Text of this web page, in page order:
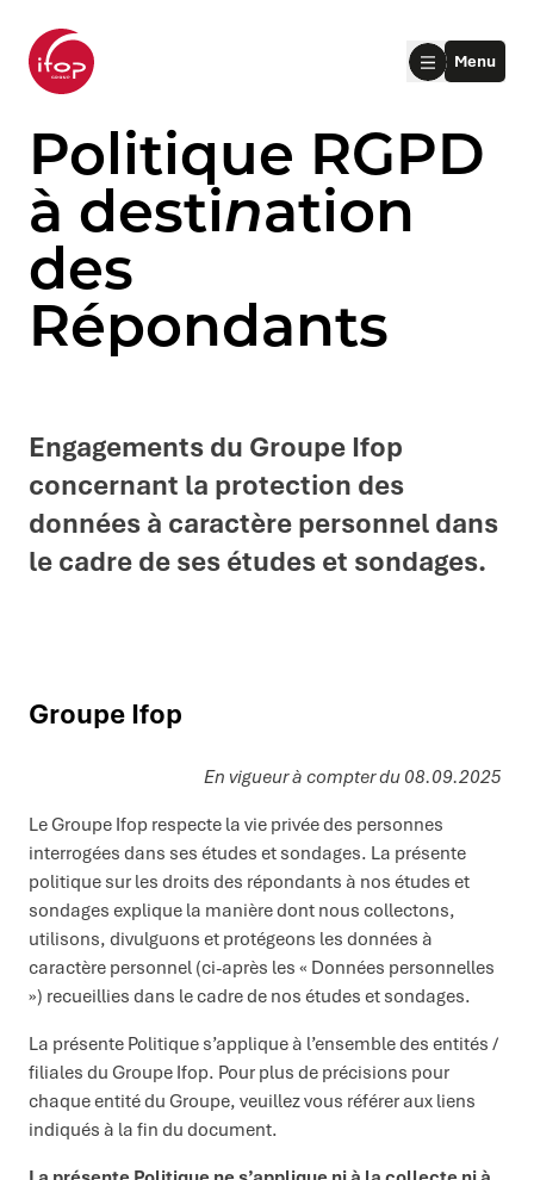
submenu
Menu
Politique RGPD
à destination
des
Répondants
Engagements du Groupe Ifop
concernant la protection des
données à caractère personnel dans
le cadre de ses études et sondages.
Groupe Ifop
En vigueur à compter du 08.09.2025
Le Groupe Ifop respecte la vie privée des personnes
interrogées dans ses études et sondages. La présente
politique sur les droits des répondants à nos études et
sondages explique la manière dont nous collectons,
utilisons, divulguons et protégeons les données à
caractère personnel (ci-après les « Données personnelles
») recueillies dans le cadre de nos études et sondages.
La présente Politique s’applique à l’ensemble des entités /
filiales du Groupe Ifop. Pour plus de précisions pour
chaque entité du Groupe, veuillez vous référer aux liens
indiqués à la fin du document.